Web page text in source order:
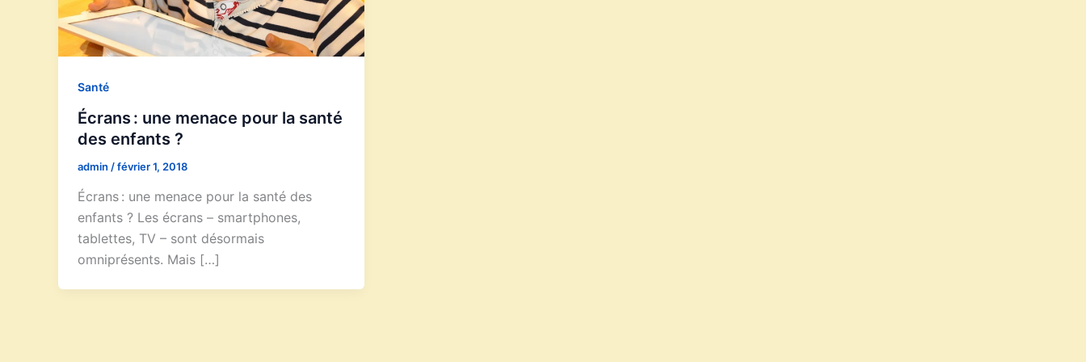
Santé
Écrans : une menace pour la santé
des enfants ?
admin /février 1, 2018
Écrans : une menace pour la santé des
enfants ? Les écrans – smartphones,
tablettes, TV – sont désormais
omniprésents. Mais […]